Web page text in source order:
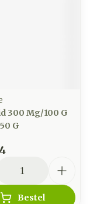
300 Mg/100 G
G
Bestel